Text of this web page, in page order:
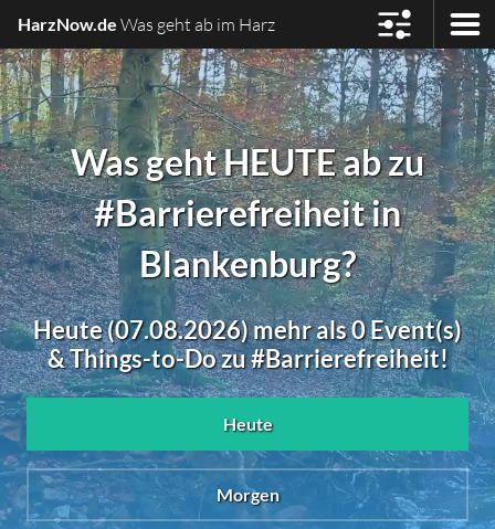
HarzNow.de Was geht ab im Harz
Was geht HEUTE ab zu
#Barrierefreiheit in
Blankenburg?
Heute (07.08.2026) mehr als 0 Event(s)
& Things-to-Do zu #Barrierefreiheit!
Heute
Morgen